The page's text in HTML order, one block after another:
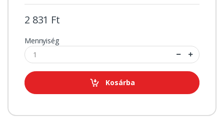
2 831 Ft
Mennyiség
Kosárba